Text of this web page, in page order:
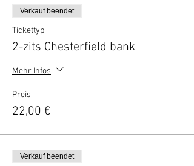
Verkauf beendet
Tickettyp
2-zits Chesterfield bank
Mehr Infos
Preis
22,00 €
Verkauf beendet